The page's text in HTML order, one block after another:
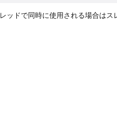
ッドで同時に使用される場合はス